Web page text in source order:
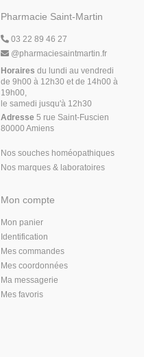
Pharmacie Saint-Martin
03 22 89 46 27
@pharmaciesaintmartin.fr
Horaires du lundi au vendredi
de 9h00 à 12h30 et de 14h00 à
19h00,
le samedi jusqu'à 12h30
Adresse 5 rue Saint-Fuscien
80000 Amiens
Nos souches homéopathiques
Nos marques & laboratoires
Mon compte
Mon panier
Identification
Mes commandes
Mes coordonnées
Ma messagerie
Mes favoris